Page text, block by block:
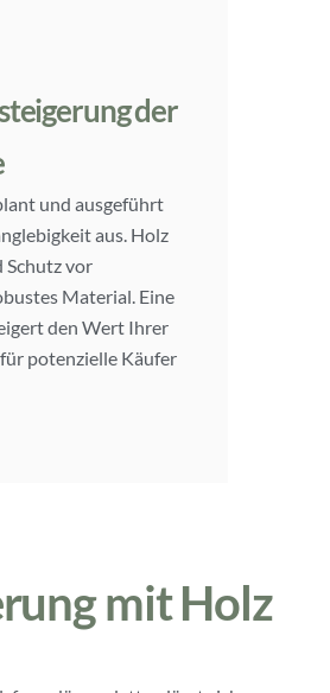
der
und ausgeführt
aus. Holz
Schutz vor
Material. Eine
den Wert Ihrer
potenzielle Käufer
mit Holz